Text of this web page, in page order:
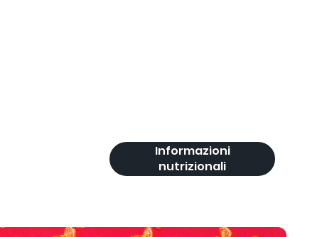
Informazioni
nutrizionali